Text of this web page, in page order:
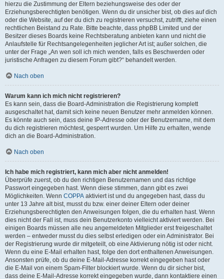
hierzu die Zustimmung der Eltern beziehungsweise des oder der
Erziehungsberechtigten benötigen. Wenn du dir unsicher bist, ob dies auf dich
oder die Website, auf der du dich zu registrieren versuchst, zutrifft, ziehe einen
rechtlichen Beistand zu Rate. Bitte beachte, dass phpBB Limited und der
Besitzer dieses Boards keine Rechtsberatung anbieten kann und nicht die
Anlaufstelle für Rechtsangelegenheiten jeglicher Art ist; außer solchen, die
unter der Frage „An wen soll ich mich wenden, falls es Beschwerden oder
juristische Anfragen zu diesem Forum gibt?“ behandelt werden.
Nach oben
Warum kann ich mich nicht registrieren?
Es kann sein, dass die Board-Administration die Registrierung komplett
ausgeschaltet hat, damit sich keine neuen Benutzer mehr anmelden können.
Es könnte auch sein, dass deine IP-Adresse oder der Benutzername, mit dem
du dich registrieren möchtest, gesperrt wurden. Um Hilfe zu erhalten, wende
dich an die Board-Administration.
Nach oben
Ich habe mich registriert, kann mich aber nicht anmelden!
Überprüfe zuerst, ob du den richtigen Benutzernamen und das richtige
Passwort eingegeben hast. Wenn diese stimmen, dann gibt es zwei
Möglichkeiten. Wenn COPPA aktiviert ist und du angegeben hast, dass du
unter 13 Jahre alt bist, musst du bzw. einer deiner Eltern oder deiner
Erziehungsberechtigten den Anweisungen folgen, die du erhalten hast. Wenn
dies nicht der Fall ist, muss dein Benutzerkonto vielleicht aktiviert werden. Bei
einigen Boards müssen alle neu angemeldeten Mitglieder erst freigeschaltet
werden – entweder musst du dies selbst erledigen oder ein Administrator. Bei
der Registrierung wurde dir mitgeteilt, ob eine Aktivierung nötig ist oder nicht.
Wenn du eine E-Mail erhalten hast, folge den dort enthaltenen Anweisungen.
Ansonsten prüfe, ob du deine E-Mail-Adresse korrekt eingegeben hast oder
die E-Mail von einem Spam-Filter blockiert wurde. Wenn du dir sicher bist,
dass deine E-Mail-Adresse korrekt eingegeben wurde, dann kontaktiere einen